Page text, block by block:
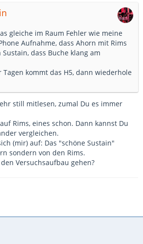
gleiche im Raum Fehler wie meine
Aufnahme, dass Ahorn mit Rims
dass Buche klang am
kommt das H5, dann wiederhole
still mitlesen, zumal Du es immer
Rims, eines schon. Dann kannst Du
vergleichen.
(mir) auf: Das "schöne Sustain"
sondern von den Rims.
Versuchsaufbau gehen?